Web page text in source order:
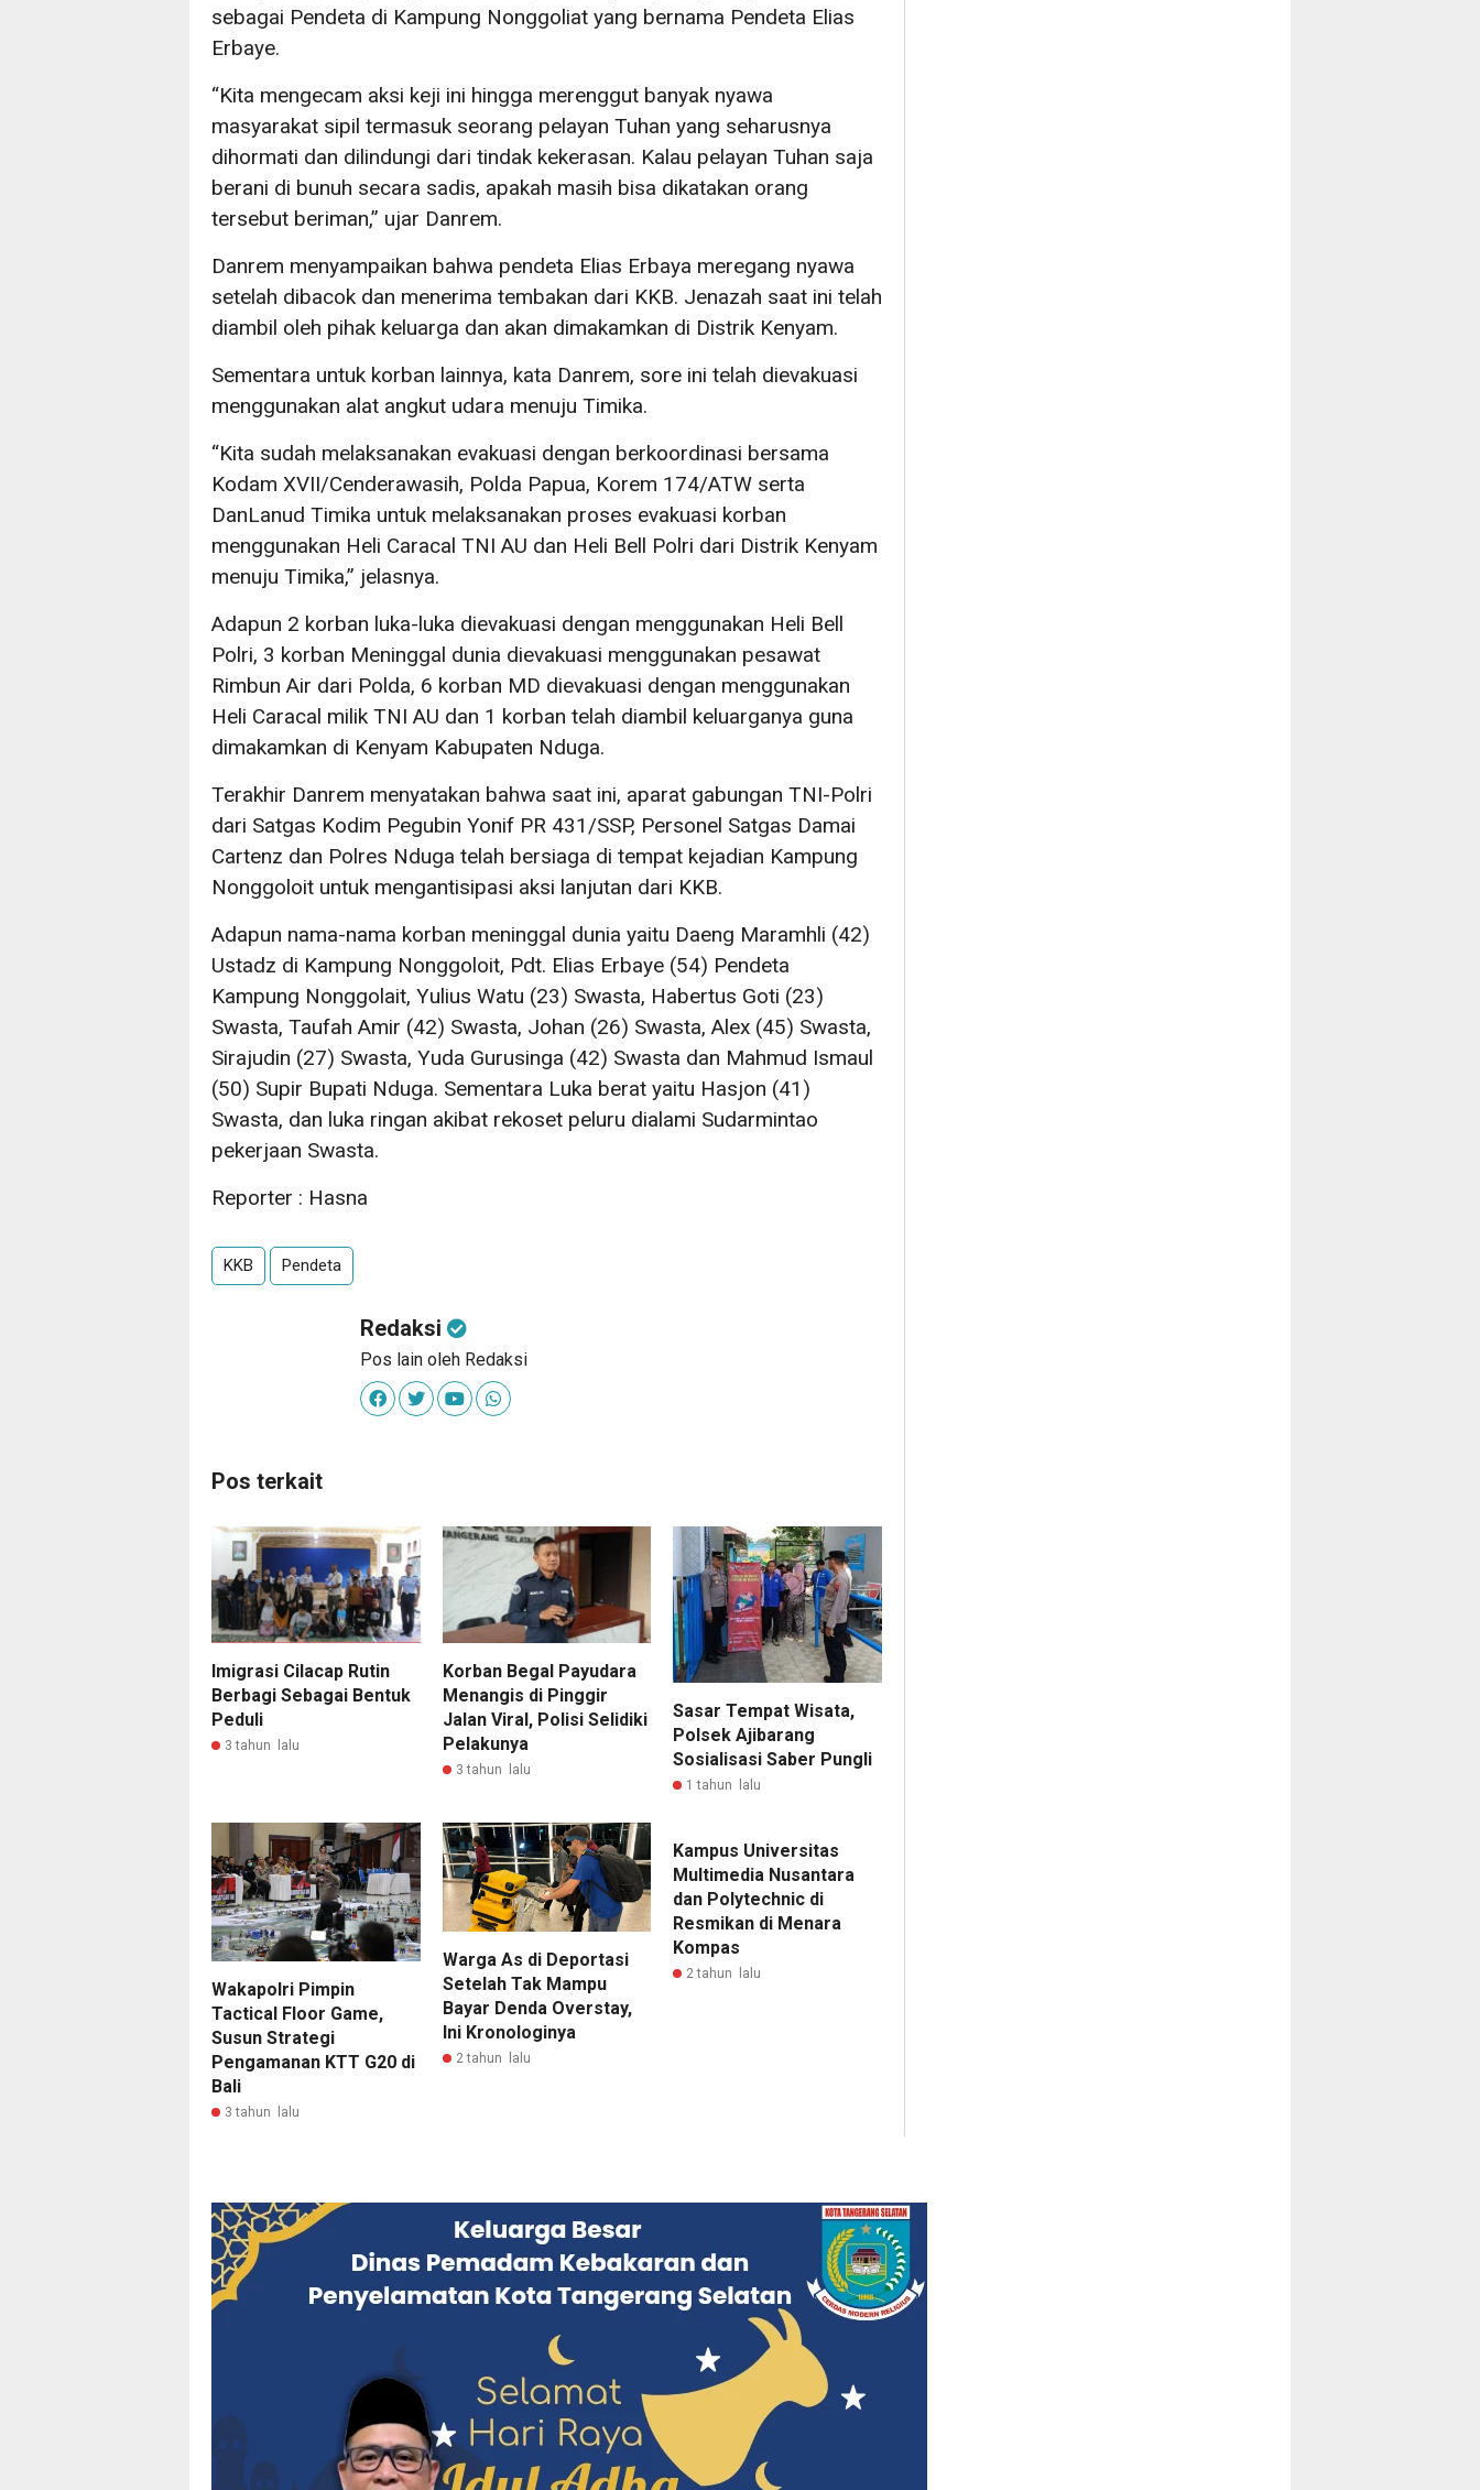
sebagai Pendeta di Kampung Nonggoliat yang bernama Pendeta Elias
Erbaye.
“Kita mengecam aksi keji ini hingga merenggut banyak nyawa
masyarakat sipil termasuk seorang pelayan Tuhan yang seharusnya
dihormati dan dilindungi dari tindak kekerasan. Kalau pelayan Tuhan saja
berani di bunuh secara sadis, apakah masih bisa dikatakan orang
tersebut beriman,” ujar Danrem.
Danrem menyampaikan bahwa pendeta Elias Erbaya meregang nyawa
setelah dibacok dan menerima tembakan dari KKB. Jenazah saat ini telah
diambil oleh pihak keluarga dan akan dimakamkan di Distrik Kenyam.
Sementara untuk korban lainnya, kata Danrem, sore ini telah dievakuasi
menggunakan alat angkut udara menuju Timika.
“Kita sudah melaksanakan evakuasi dengan berkoordinasi bersama
Kodam XVII/Cenderawasih, Polda Papua, Korem 174/ATW serta
DanLanud Timika untuk melaksanakan proses evakuasi korban
menggunakan Heli Caracal TNI AU dan Heli Bell Polri dari Distrik Kenyam
menuju Timika,” jelasnya.
Adapun 2 korban luka-luka dievakuasi dengan menggunakan Heli Bell
Polri, 3 korban Meninggal dunia dievakuasi menggunakan pesawat
Rimbun Air dari Polda, 6 korban MD dievakuasi dengan menggunakan
Heli Caracal milik TNI AU dan 1 korban telah diambil keluarganya guna
dimakamkan di Kenyam Kabupaten Nduga.
Terakhir Danrem menyatakan bahwa saat ini, aparat gabungan TNI-Polri
dari Satgas Kodim Pegubin Yonif PR 431/SSP, Personel Satgas Damai
Cartenz dan Polres Nduga telah bersiaga di tempat kejadian Kampung
Nonggoloit untuk mengantisipasi aksi lanjutan dari KKB.
Adapun nama-nama korban meninggal dunia yaitu Daeng Maramhli (42)
Ustadz di Kampung Nonggoloit, Pdt. Elias Erbaye (54) Pendeta
Kampung Nonggolait, Yulius Watu (23) Swasta, Habertus Goti (23)
Swasta, Taufah Amir (42) Swasta, Johan (26) Swasta, Alex (45) Swasta,
Sirajudin (27) Swasta, Yuda Gurusinga (42) Swasta dan Mahmud Ismaul
(50) Supir Bupati Nduga. Sementara Luka berat yaitu Hasjon (41)
Swasta, dan luka ringan akibat rekoset peluru dialami Sudarmintao
pekerjaan Swasta.
Reporter : Hasna
KKB Pendeta
Redaksi
Pos lain oleh Redaksi
Pos terkait
Imigrasi Cilacap Rutin
Berbagi Sebagai Bentuk
Peduli
3 tahun lalu
Korban Begal Payudara
Menangis di Pinggir
Jalan Viral, Polisi Selidiki
Pelakunya
3 tahun lalu
Sasar Tempat Wisata,
Polsek Ajibarang
Sosialisasi Saber Pungli
1 tahun lalu
Wakapolri Pimpin
Tactical Floor Game,
Susun Strategi
Pengamanan KTT G20 di
Bali
3 tahun lalu
Warga As di Deportasi
Setelah Tak Mampu
Bayar Denda Overstay,
Ini Kronologinya
2 tahun lalu
Kampus Universitas
Multimedia Nusantara
dan Polytechnic di
Resmikan di Menara
Kompas
2 tahun lalu